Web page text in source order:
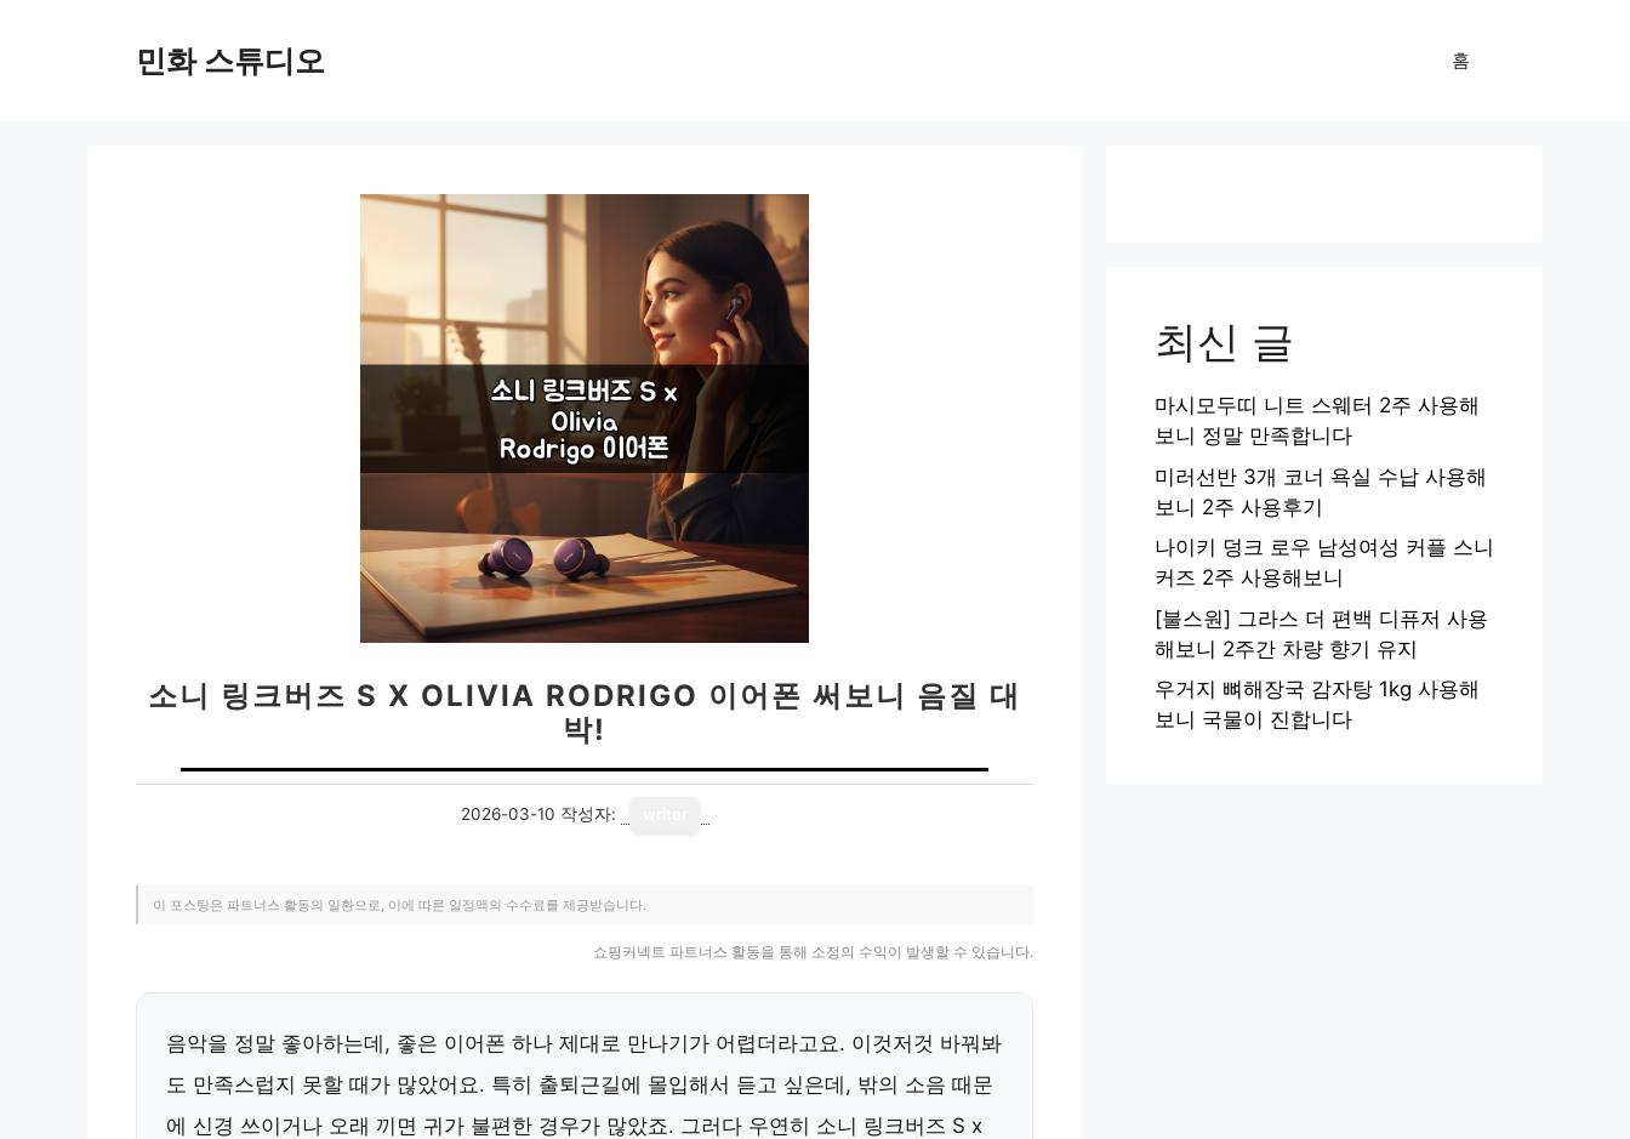
민화 스튜디오 홈
소니 링크버즈 S X OLIVIA RODRIGO 이어폰 써보니 음질 대
박!
2026-03-10 작성자:
이 포스팅은 파트너스 활동의 일환으로, 이에 따른 일정액의 수수료를 제공받습니다.
쇼핑커넥트 파트너스 활동을 통해 소정의 수익이 발생할 수 있습니다.
음악을 정말 좋아하는데, 좋은 이어폰 하나 제대로 만나기가 어렵더라고요. 이것저것 바꿔봐
도 만족스럽지 못할 때가 많았어요. 특히 출퇴근길에 몰입해서 듣고 싶은데, 밖의 소음 때문
에 신경 쓰이거나 오래 끼면 귀가 불편한 경우가 많았죠. 그러다 우연히 소니 링크버즈 S x
최신 글
마시모두띠 니트 스웨터 2주 사용해
보니 정말 만족합니다
미러선반 3개 코너 욕실 수납 사용해
보니 2주 사용후기
나이키 덩크 로우 남성여성 커플 스니
커즈 2주 사용해보니
[불스원] 그라스 더 편백 디퓨저 사용
해보니 2주간 차량 향기 유지
우거지 뼈해장국 감자탕 1kg 사용해
보니 국물이 진합니다